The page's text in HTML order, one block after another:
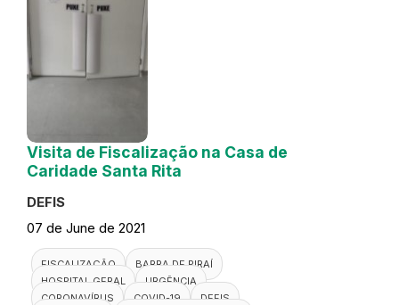
Visita de Fiscalização na Casa de
Caridade Santa Rita
DEFIS
07 de June de 2021
FISCALIZAÇÃO
BARRA DE PIRAÍ
HOSPITAL GERAL
URGÊNCIA
CORONAVÍRUS
COVID-19
DEFIS